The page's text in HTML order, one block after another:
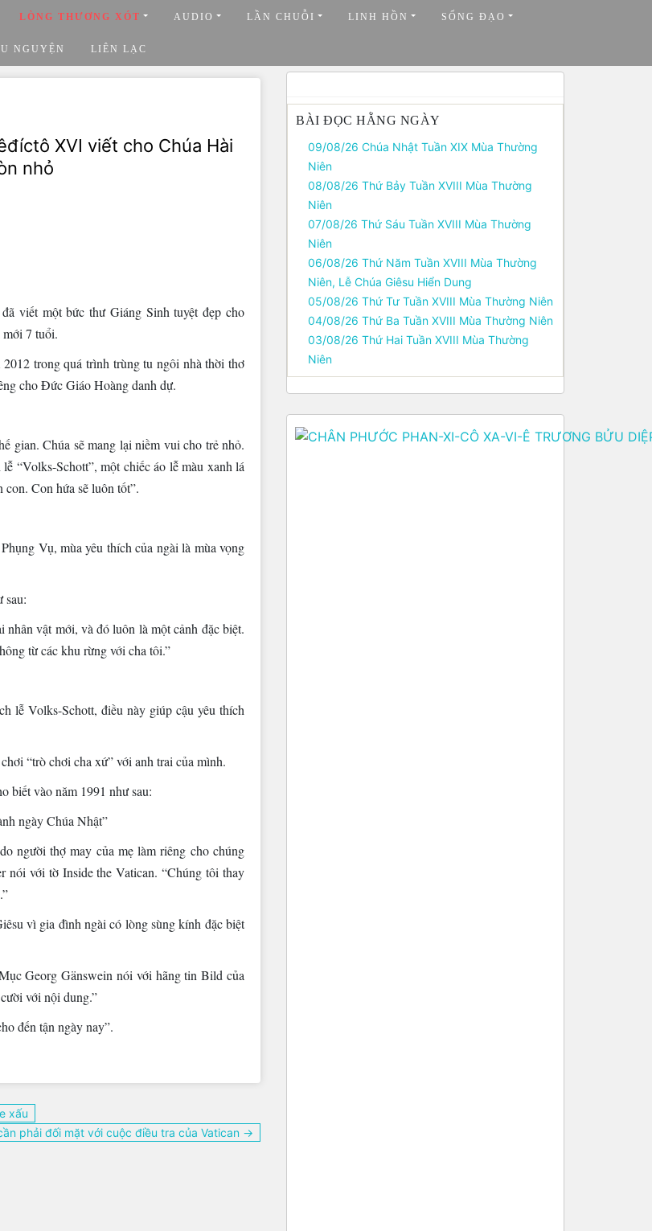
LÒNG THƯƠNG XÓT AUDIO LẦN CHUỖI LINH HỒN SỐNG ĐẠO
NGUYỆN LIÊN LẠC
XVI viết cho Chúa Hài
nhỏ
viết một bức thư Giáng Sinh tuyệt đẹp cho
7 tuổi.
trong quá trình trùng tu ngôi nhà thời thơ
cho Đức Giáo Hoàng danh dự.
gian. Chúa sẽ mang lại niềm vui cho trẻ nhỏ.
“Volks-Schott”, một chiếc áo lễ màu xanh lá
Con hứa sẽ luôn tốt”.
Vụ, mùa yêu thích của ngài là mùa vọng
sau:
vật mới, và đó luôn là một cảnh đặc biệt.
từ các khu rừng với cha tôi.”
lễ Volks-Schott, điều này giúp cậu yêu thích
“trò chơi cha xứ” với anh trai của mình.
biết vào năm 1991 như sau:
ngày Chúa Nhật”
người thợ may của mẹ làm riêng cho chúng
với tờ Inside the Vatican. “Chúng tôi thay
vì gia đình ngài có lòng sùng kính đặc biệt
Georg Gänswein nói với hãng tin Bild của
với nội dung.”
đến tận ngày nay”.
xấu
phải đối mặt với cuộc điều tra của Vatican →
BÀI ĐỌC HẰNG NGÀY
09/08/26 Chúa Nhật Tuần XIX Mùa Thường
Niên
08/08/26 Thứ Bảy Tuần XVIII Mùa Thường
Niên
07/08/26 Thứ Sáu Tuần XVIII Mùa Thường
Niên
06/08/26 Thứ Năm Tuần XVIII Mùa Thường
Niên, Lễ Chúa Giêsu Hiển Dung
05/08/26 Thứ Tư Tuần XVIII Mùa Thường Niên
04/08/26 Thứ Ba Tuần XVIII Mùa Thường Niên
03/08/26 Thứ Hai Tuần XVIII Mùa Thường
Niên